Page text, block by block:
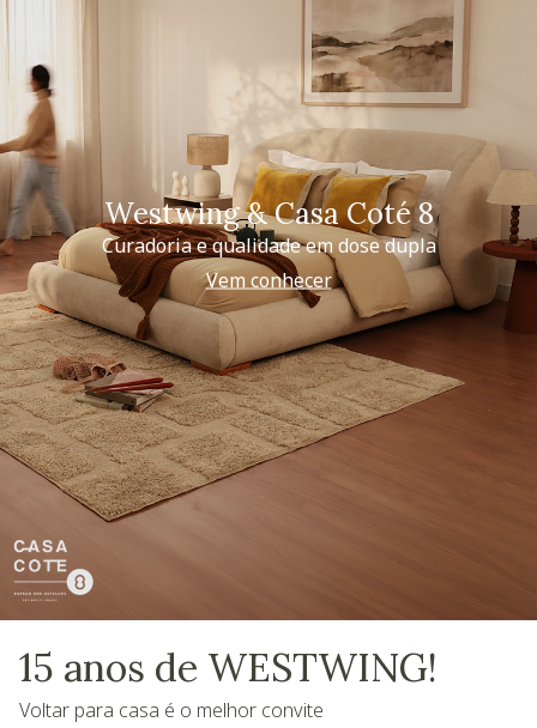
Westwing & Casa Coté 8
Curadoria e qualidade em dose dupla
Vem conhecer
15 anos de WESTWING!
Voltar para casa é o melhor convite